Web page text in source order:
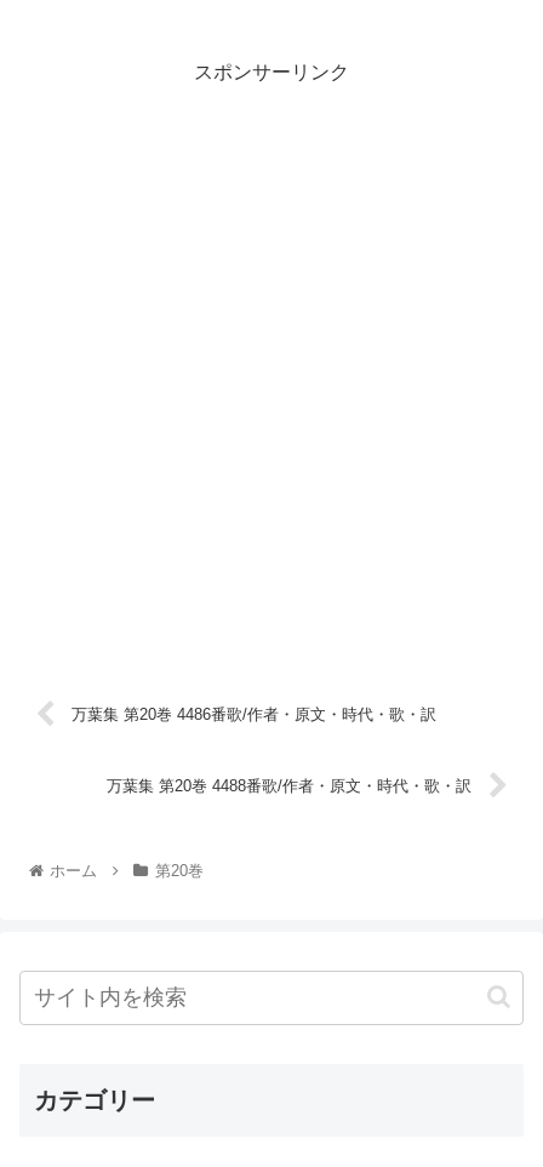
スポンサーリンク
万葉集 第20巻 4486番歌/作者・原文・時代・歌・訳
万葉集 第20巻 4488番歌/作者・原文・時代・歌・訳
ホーム 第20巻
カテゴリー